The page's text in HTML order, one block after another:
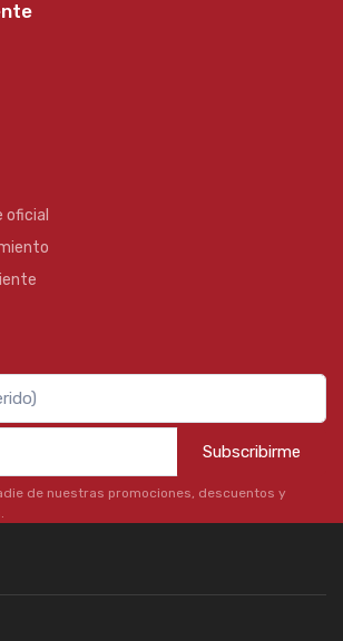
oficial
Subscribirme
de nuestras promociones, descuentos y